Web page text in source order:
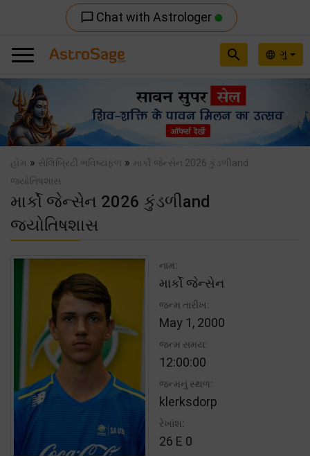
chat_bubble_outline Chat with Astrologer
language ગુ
search
Previous
હોમ » સેલિબ્રિટી ભવિષ્યફળ » માર્કો જેન્સેન 2026 કુંડળીand
જ્યોતિષશાસ
માર્કો જેન્સેન 2026 કુંડળીand
જ્યોતિષશાસ
નામ:
માર્કો જેન્સેન
જન્મ તારીખ:
May 1, 2000
જન્મ સમય:
12:00:00
જન્મનું સ્થળ:
klerksdorp
રેખાંશ:
26 E 0